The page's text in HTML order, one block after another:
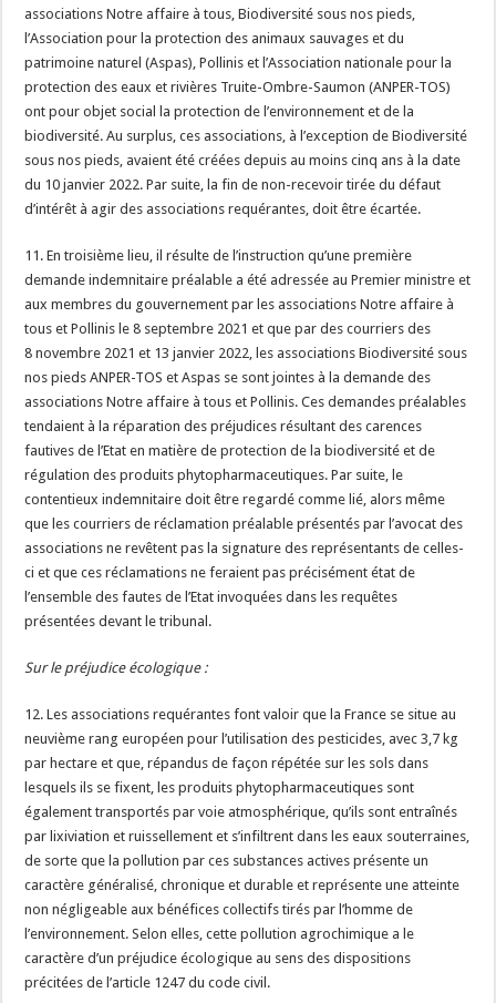
associations Notre affaire à tous, Biodiversité sous nos pieds,
l’Association pour la protection des animaux sauvages et du
patrimoine naturel (Aspas), Pollinis et l’Association nationale pour la
protection des eaux et rivières Truite-Ombre-Saumon (ANPER-TOS)
ont pour objet social la protection de l’environnement et de la
biodiversité. Au surplus, ces associations, à l’exception de Biodiversité
sous nos pieds, avaient été créées depuis au moins cinq ans à la date
du 10 janvier 2022. Par suite, la fin de non-recevoir tirée du défaut
d’intérêt à agir des associations requérantes, doit être écartée.
11. En troisième lieu, il résulte de l’instruction qu’une première
demande indemnitaire préalable a été adressée au Premier ministre et
aux membres du gouvernement par les associations Notre affaire à
tous et Pollinis le 8 septembre 2021 et que par des courriers des
8 novembre 2021 et 13 janvier 2022, les associations Biodiversité sous
nos pieds ANPER-TOS et Aspas se sont jointes à la demande des
associations Notre affaire à tous et Pollinis. Ces demandes préalables
tendaient à la réparation des préjudices résultant des carences
fautives de l’Etat en matière de protection de la biodiversité et de
régulation des produits phytopharmaceutiques. Par suite, le
contentieux indemnitaire doit être regardé comme lié, alors même
que les courriers de réclamation préalable présentés par l’avocat des
associations ne revêtent pas la signature des représentants de celles-
ci et que ces réclamations ne feraient pas précisément état de
l’ensemble des fautes de l’Etat invoquées dans les requêtes
présentées devant le tribunal.
Sur le préjudice écologique :
12. Les associations requérantes font valoir que la France se situe au
neuvième rang européen pour l’utilisation des pesticides, avec 3,7 kg
par hectare et que, répandus de façon répétée sur les sols dans
lesquels ils se fixent, les produits phytopharmaceutiques sont
également transportés par voie atmosphérique, qu’ils sont entraînés
par lixiviation et ruissellement et s’infiltrent dans les eaux souterraines,
de sorte que la pollution par ces substances actives présente un
caractère généralisé, chronique et durable et représente une atteinte
non négligeable aux bénéfices collectifs tirés par l’homme de
l’environnement. Selon elles, cette pollution agrochimique a le
caractère d’un préjudice écologique au sens des dispositions
précitées de l’article 1247 du code civil.